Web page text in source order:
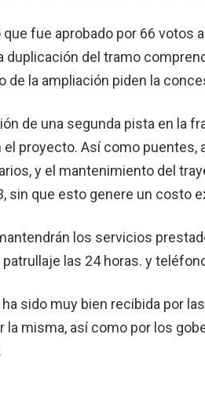
fue aprobado por 66 votos
duplicación del tramo
de la ampliación piden la
de una segunda pista en la
proyecto. Así como puentes,
y el mantenimiento del
sin que esto genere un costo
los servicios
las 24 horas. y
sido muy bien recibida por
la misma, así como por los